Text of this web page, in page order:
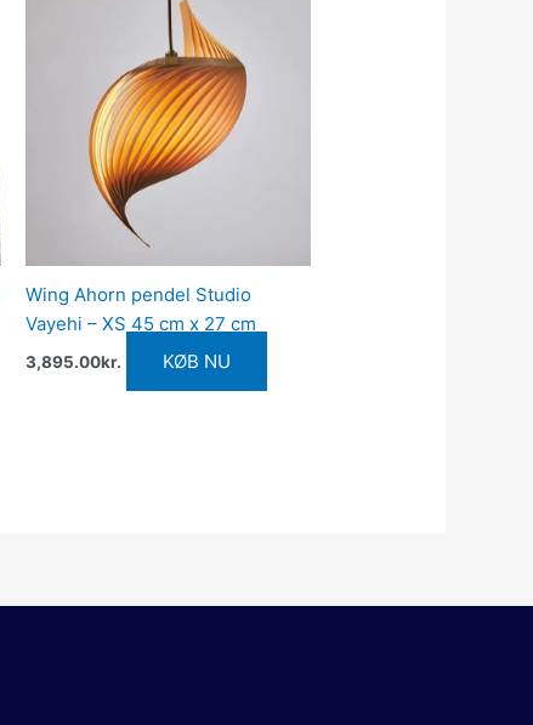
Wing Ahorn pendel Studio
Vayehi – XS 45 cm x 27 cm
3,895.00kr. KØB NU